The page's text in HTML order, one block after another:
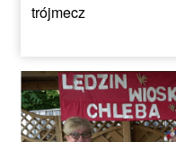
trójmecz